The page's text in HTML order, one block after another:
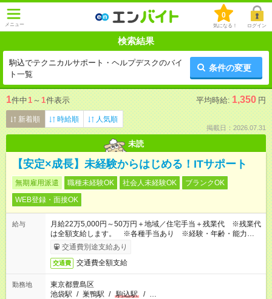
メニュー
0
気になる！ ログイン
検索結果
駒込でテクニカルサポート・ヘルプデスクのバイ
ト一覧
条件の変更
1件中1 ～ 1件表示 平均時給: 1,350 円
新着順 時給順 人気順
掲載日：2026.07.31
未読
【安定×成長】未経験からはじめる！ITサポート
無期雇用派遣 職種未経験OK 社会人未経験OK
ブランクOK
WEB登録・面接OK
給与
月給22万5,000円～50万円＋地域／住宅手当＋残業代 ※残業代
は全額支給します。 ※各種手当あり ※経験・年齢・能力等を
考慮して加給・優遇します。
交通費別途支給あり
交通費 交通費全額支給
勤務地
東京都豊島区
池袋駅 / 巣鴨駅 / 駒込駅 / …